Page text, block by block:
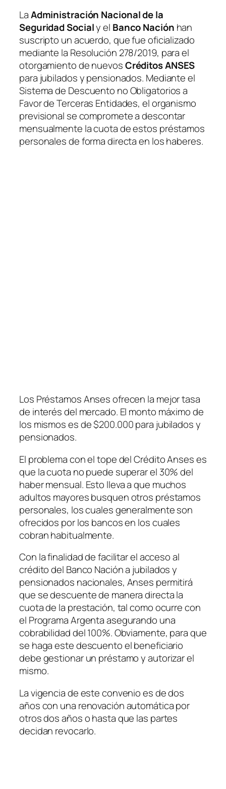
LaAdministración Nacional de la
Seguridad Socialy el Banco Nación han
suscripto un acuerdo, que fue oficializado
mediante la Resolución 278/2019, para el
otorgamiento de nuevosCréditos ANSES
para jubilados y pensionados. Mediante el
Sistema de Descuento no Obligatorios a
Favor de Terceras Entidades, el organismo
previsional se compromete a descontar
mensualmente la cuota de estos préstamos
personales de forma directa en los haberes.
Los Préstamos Anses ofrecen la mejor tasa
de interés del mercado. El monto máximo de
los mismos es de $200.000 para jubilados y
pensionados.
El problema con el tope del Crédito Anses es
que la cuota no puede superar el 30% del
haber mensual. Esto lleva a que muchos
adultos mayores busquen otros préstamos
personales, los cuales generalmente son
ofrecidos por los bancos en los cuales
cobran habitualmente.
Con la finalidad de facilitar el acceso al
crédito del Banco Nación a jubilados y
pensionados nacionales, Anses permitirá
que se descuente de manera directa la
cuota de la prestación, tal como ocurre con
el Programa Argenta asegurando una
cobrabilidad del 100%. Obviamente, para que
se haga este descuento el beneficiario
debe gestionar un préstamo y autorizar el
mismo.
La vigencia de este convenio es de dos
años con una renovación automática por
otros dos años o hasta que las partes
decidan revocarlo.